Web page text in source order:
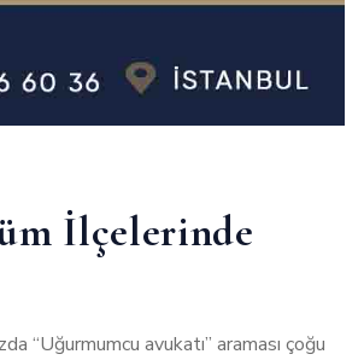
İlçelerinde
“Uğurmumcu avukatı” araması çoğu